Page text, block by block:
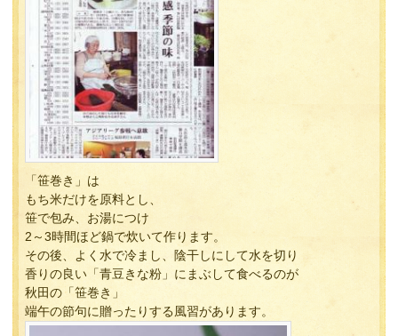
「笹巻き」は
もち米だけを原料とし、
笹で包み、お湯につけ
2～3時間ほど鍋で炊いて作ります。
その後、よく水で冷まし、陰干しにして水を切り
香りの良い「青豆きな粉」にまぶして食べるのが
秋田の「笹巻き」
端午の節句に贈ったりする風習があります。